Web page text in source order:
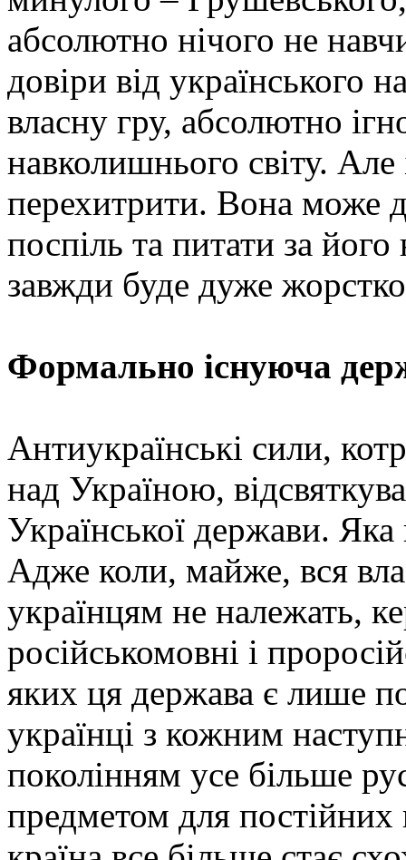
абсолютно нічого не
довіри від українського
власну гру, абсолютно
навколишнього світу.
перехитрити. Вона може
поспіль та питати за
завжди буде дуже
Формально існуюча
Антиукраїнські сили,
над Україною,
Української держави.
Адже коли, майже, вся
українцям не належать,
російськомовні і
яких ця держава є лише
українці з кожним
поколінням усе більше
предметом для постійних